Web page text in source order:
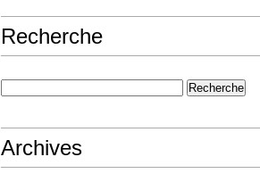
Recherche
Archives